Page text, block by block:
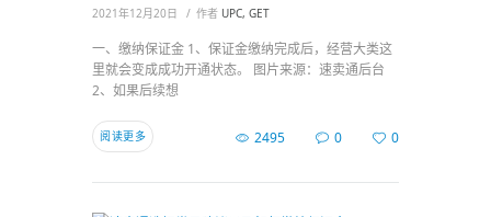
2021年12月20日 作者 UPC, GET
一、缴纳保证金 1、保证金缴纳完成后，经营大类这
里就会变成成功开通状态。 图片来源：速卖通后台
2、如果后续想
阅读更多 2495 0 0